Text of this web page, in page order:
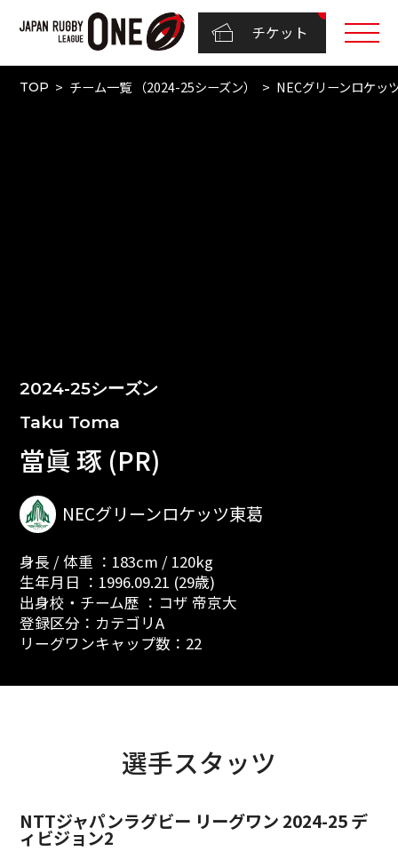
チケット
TOP チーム一覧 （2024-25シーズン） NECグリーンロケッ
2024-25シーズン
Taku Toma
當眞 琢 (PR)
NECグリーンロケッツ東葛
身長 / 体重 ：183cm / 120kg
生年月日 ：1996.09.21 (29歳)
出身校・チーム歴 ：コザ 帝京大
登録区分：カテゴリA
リーグワンキャップ数：22
選手スタッツ
NTTジャパンラグビー リーグワン 2024-25 デ
ィビジョン2